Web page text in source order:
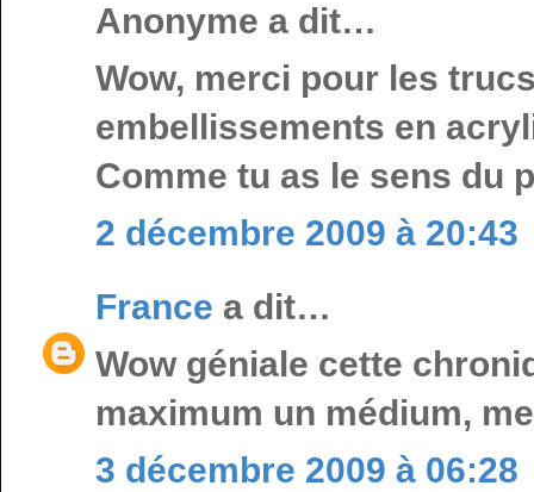
Anonyme a dit…
Wow, merci pour les
embellissements en
Comme tu as le sens du
2 décembre 2009 à 20:43
France a dit…
Wow géniale cette
maximum un médium,
3 décembre 2009 à 06:28